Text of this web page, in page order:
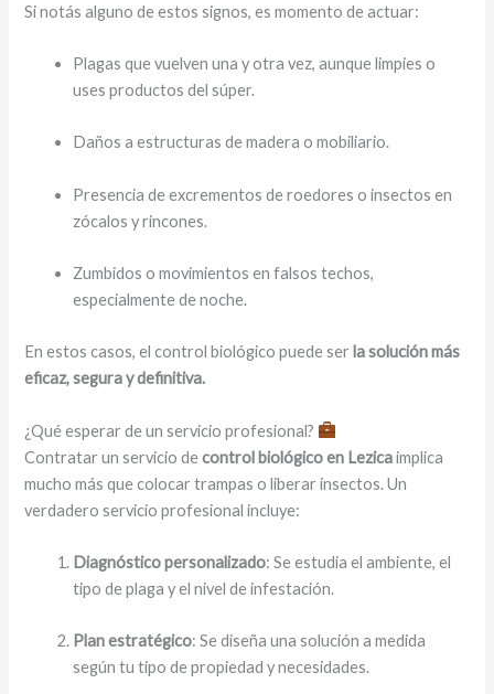
Si notás alguno de estos signos, es momento de actuar:
Plagas que vuelven una y otra vez, aunque limpies o
uses productos del súper.
Daños a estructuras de madera o mobiliario.
Presencia de excrementos de roedores o insectos en
zócalos y rincones.
Zumbidos o movimientos en falsos techos,
especialmente de noche.
En estos casos, el control biológico puede ser la solución más
eficaz, segura y definitiva.
¿Qué esperar de un servicio profesional?
Contratar un servicio decontrol biológico en Lezicaimplica
mucho más que colocar trampas o liberar insectos. Un
verdadero servicio profesional incluye:
Diagnóstico personalizado: Se estudia el ambiente, el
tipo de plaga y el nivel de infestación.
Plan estratégico: Se diseña una solución a medida
según tu tipo de propiedad y necesidades.